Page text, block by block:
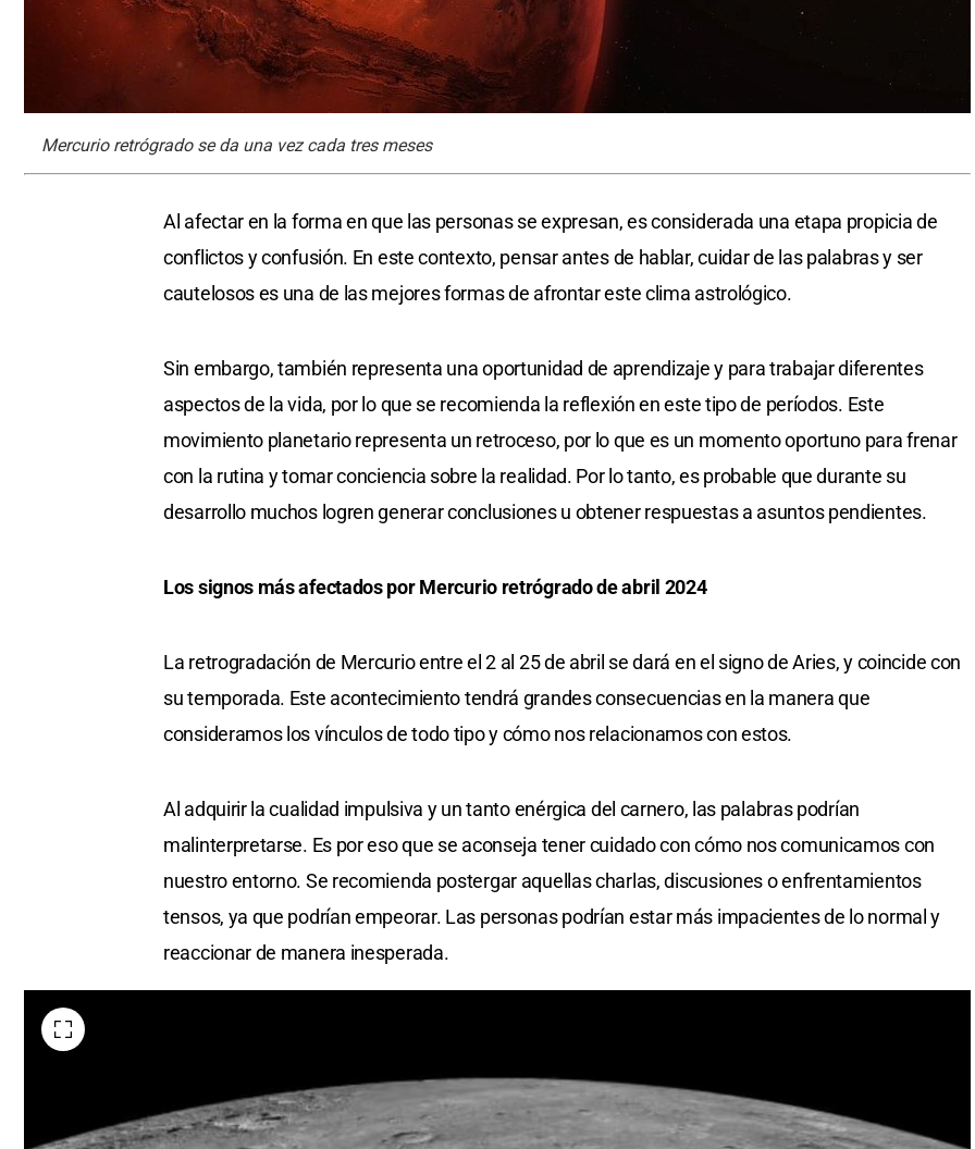
Mercurio retrógrado se da una vez cada tres meses
Al afectar en la forma en que las personas se expresan, es considerada una etapa propicia de
conflictos y confusión. En este contexto, pensar antes de hablar, cuidar de las palabras y ser
cautelosos es una de las mejores formas de afrontar este clima astrológico.
Sin embargo, también representa una oportunidad de aprendizaje y para trabajar diferentes
aspectos de la vida, por lo que se recomienda la reflexión en este tipo de períodos. Este
movimiento planetario representa un retroceso, por lo que es un momento oportuno para frenar
con la rutina y tomar conciencia sobre la realidad. Por lo tanto, es probable que durante su
desarrollo muchos logren generar conclusiones u obtener respuestas a asuntos pendientes.
Los signos más afectados por Mercurio retrógrado de abril 2024
La retrogradación de Mercurio entre el 2 al 25 de abril se dará en el signo de Aries, y coincide con
su temporada. Este acontecimiento tendrá grandes consecuencias en la manera que
consideramos los vínculos de todo tipo y cómo nos relacionamos con estos.
Al adquirir la cualidad impulsiva y un tanto enérgica del carnero, las palabras podrían
malinterpretarse. Es por eso que se aconseja tener cuidado con cómo nos comunicamos con
nuestro entorno. Se recomienda postergar aquellas charlas, discusiones o enfrentamientos
tensos, ya que podrían empeorar. Las personas podrían estar más impacientes de lo normal y
reaccionar de manera inesperada.